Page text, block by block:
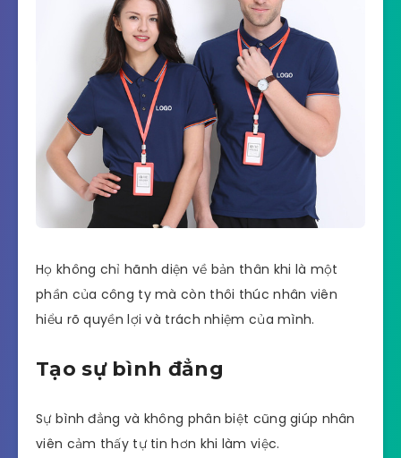
Họ không chỉ hãnh diện về bản thân khi là một
phần của công ty mà còn thôi thúc nhân viên
hiểu rõ quyền lợi và trách nhiệm của mình.
Tạo sự bình đẳng
Sự bình đẳng và không phân biệt cũng giúp nhân
viên cảm thấy tự tin hơn khi làm việc.